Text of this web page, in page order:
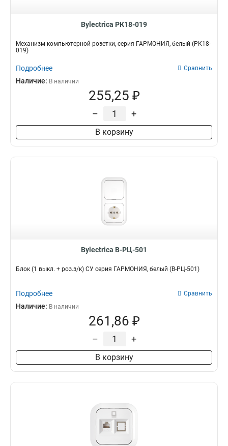
Bylectrica РК18-019
Механизм компьютерной розетки, серия ГАРМОНИЯ, белый (РК18-
019)
Подробнее Сравнить
Наличие: В наличии
255,25 ₽
– +
В корзину
Bylectrica В-РЦ-501
Блок (1 выкл. + роз.з/к) СУ серия ГАРМОНИЯ, белый (В-РЦ-501)
Подробнее Сравнить
Наличие: В наличии
261,86 ₽
– +
В корзину